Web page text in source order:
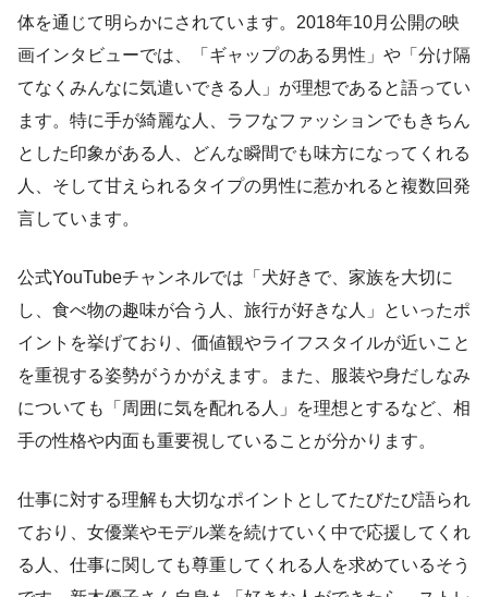
体を通じて明らかにされています。2018年10月公開の映
画インタビューでは、「ギャップのある男性」や「分け隔
てなくみんなに気遣いできる人」が理想であると語ってい
ます。特に手が綺麗な人、ラフなファッションでもきちん
とした印象がある人、どんな瞬間でも味方になってくれる
人、そして甘えられるタイプの男性に惹かれると複数回発
言しています。
公式YouTubeチャンネルでは「犬好きで、家族を大切に
し、食べ物の趣味が合う人、旅行が好きな人」といったポ
イントを挙げており、価値観やライフスタイルが近いこと
を重視する姿勢がうかがえます。また、服装や身だしなみ
についても「周囲に気を配れる人」を理想とするなど、相
手の性格や内面も重要視していることが分かります。
仕事に対する理解も大切なポイントとしてたびたび語られ
ており、女優業やモデル業を続けていく中で応援してくれ
る人、仕事に関しても尊重してくれる人を求めているそう